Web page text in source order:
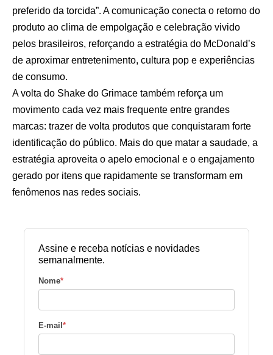
preferido da torcida”. A comunicação conecta o retorno do
produto ao clima de empolgação e celebração vivido
pelos brasileiros, reforçando a estratégia do McDonald’s
de aproximar entretenimento, cultura pop e experiências
de consumo.
A volta do Shake do Grimace também reforça um
movimento cada vez mais frequente entre grandes
marcas: trazer de volta produtos que conquistaram forte
identificação do público. Mais do que matar a saudade, a
estratégia aproveita o apelo emocional e o engajamento
gerado por itens que rapidamente se transformam em
fenômenos nas redes sociais.
Assine e receba notícias e novidades
semanalmente.
Nome*
E-mail *